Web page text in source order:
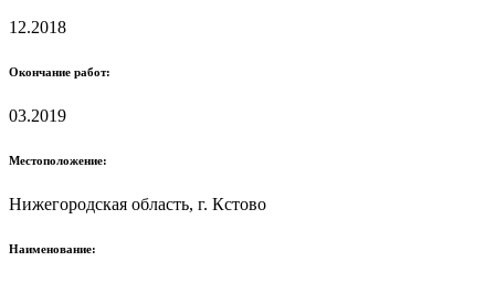
12.2018
Окончание работ:
03.2019
Местоположение:
Нижегородская область, г. Кстово
Наименование: